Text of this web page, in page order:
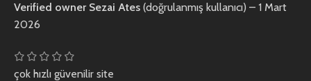
Verified owner Sezai Ates (doğrulanmış kullanıcı) – 1 Mart
2026
çok hızlı güvenilir site